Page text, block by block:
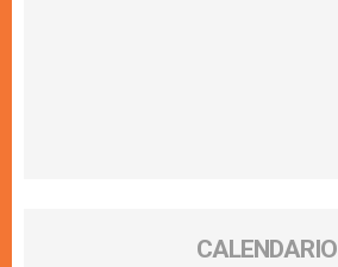
CALENDARIO